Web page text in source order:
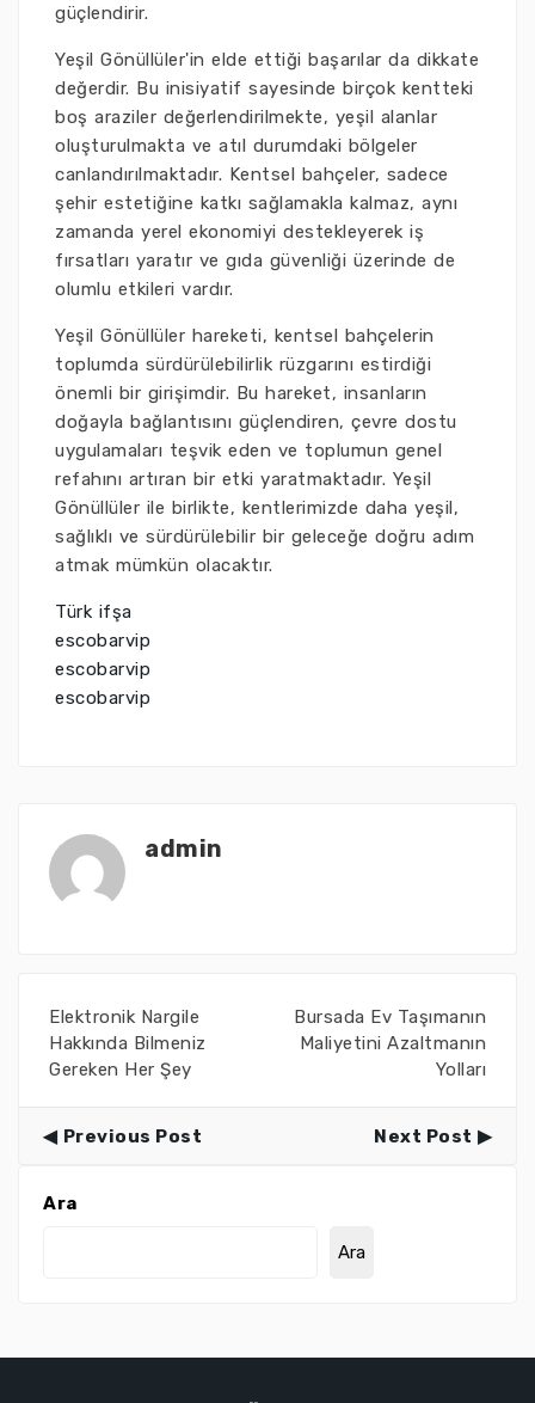
güçlendirir.
Yeşil Gönüllüler'in elde ettiği başarılar da dikkate
değerdir. Bu inisiyatif sayesinde birçok kentteki
boş araziler değerlendirilmekte, yeşil alanlar
oluşturulmakta ve atıl durumdaki bölgeler
canlandırılmaktadır. Kentsel bahçeler, sadece
şehir estetiğine katkı sağlamakla kalmaz, aynı
zamanda yerel ekonomiyi destekleyerek iş
fırsatları yaratır ve gıda güvenliği üzerinde de
olumlu etkileri vardır.
Yeşil Gönüllüler hareketi, kentsel bahçelerin
toplumda sürdürülebilirlik rüzgarını estirdiği
önemli bir girişimdir. Bu hareket, insanların
doğayla bağlantısını güçlendiren, çevre dostu
uygulamaları teşvik eden ve toplumun genel
refahını artıran bir etki yaratmaktadır. Yeşil
Gönüllüler ile birlikte, kentlerimizde daha yeşil,
sağlıklı ve sürdürülebilir bir geleceğe doğru adım
atmak mümkün olacaktır.
Türk ifşa
escobarvip
escobarvip
escobarvip
admin
Elektronik Nargile
Hakkında Bilmeniz
Gereken Her Şey
Bursada Ev Taşımanın
Maliyetini Azaltmanın
Yolları
Previous Post Next Post
Ara
Ara